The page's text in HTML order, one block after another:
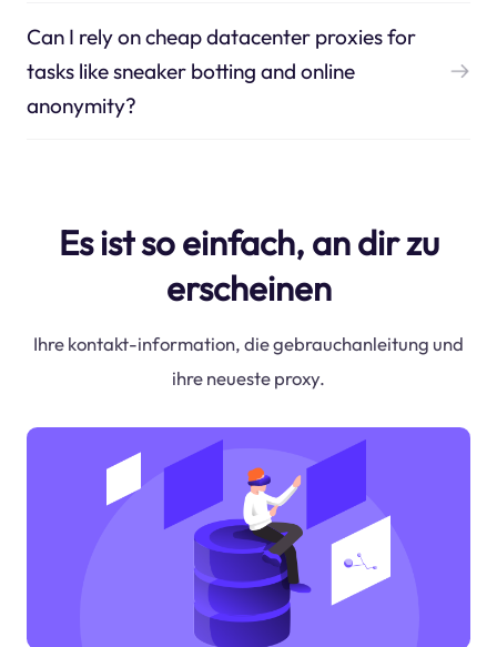
Can I rely on cheap datacenter proxies for
tasks like sneaker botting and online
anonymity?
Es ist so einfach, an dir zu
erscheinen
Ihre kontakt-information, die gebrauchanleitung und
ihre neueste proxy.